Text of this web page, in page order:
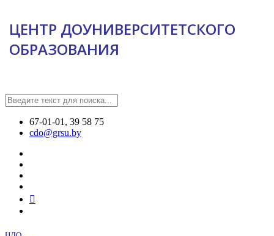
ЦЕНТР ДОУНИВЕРСИТЕТСКОГО
ОБРАЗОВАНИЯ
67-01-01, 39 58 75
cdo@grsu.by